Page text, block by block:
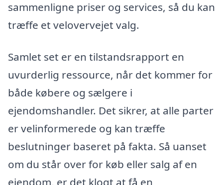
sammenligne priser og services, så du kan
træffe et velovervejet valg.
Samlet set er en tilstandsrapport en
uvurderlig ressource, når det kommer for
både købere og sælgere i
ejendomshandler. Det sikrer, at alle parter
er velinformerede og kan træffe
beslutninger baseret på fakta. Så uanset
om du står over for køb eller salg af en
ejendom, er det klogt at få en